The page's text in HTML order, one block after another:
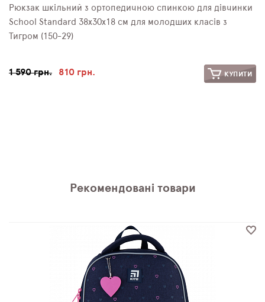
Рюкзак шкільний з ортопедичною спинкою для дівчинки
School Standard 38х30х18 см для молодших класів з
Тигром (150-29)
1 590 грн. 810 грн. КУПИТИ
Рекомендовані товари